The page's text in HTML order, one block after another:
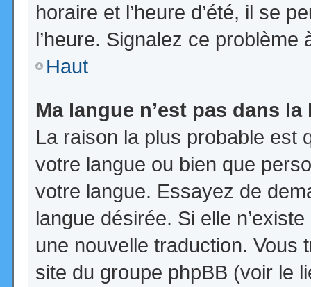
horaire et l’heure d’été, il se
l’heure. Signalez ce problème
Haut
Ma langue n’est pas dans la
La raison la plus probable est
votre langue ou bien que
votre langue. Essayez de
langue désirée. Si elle
une nouvelle traduction. Vous
site du groupe phpBB (voir le